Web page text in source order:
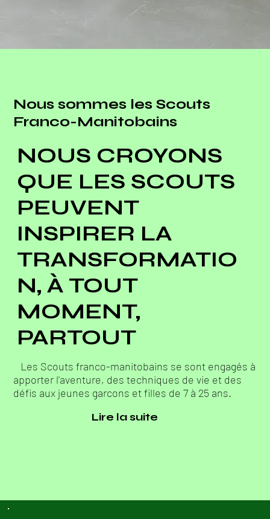
Nous sommes les Scouts
Franco-Manitobains
NOUS CROYONS
QUE LES SCOUTS
PEUVENT
INSPIRER LA
TRANSFORMATIO
N, À TOUT
MOMENT,
PARTOUT
Les Scouts franco-manitobains se sont engagés à
apporter l'aventure, des techniques de vie et des
défis aux jeunes garcons et filles de 7 à 25 ans.
Lire la suite